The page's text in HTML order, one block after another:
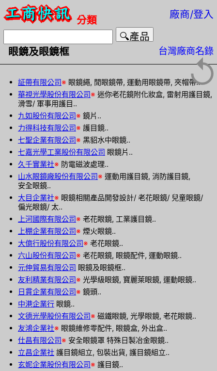
分類 廠商/登入
眼鏡及眼鏡框 台灣廠商名錄
証帶有限公司※ 眼鏡繩, 閒眼鏡帶, 運動用眼鏡帶, 夾帽帶..
華視光學股份有限公司※ 迷你老花鏡附化妝盒, 雷射用護目鏡,
滑雪/ 軍事用護目..
九如股份有限公司※ 鏡片..
力得科技有限公司※ 護目鏡..
七聖企業有限公司※ 黑貂水中眼鏡..
七嘉光學工業股份有限公司 眼鏡片..
久千實業社※ 防電磁波處理..
山水眼鏡廠股份有限公司※ 運動用護目鏡, 消防護目鏡,
安全眼鏡..
大目企業社※ 眼鏡相關產品開發設計/ 老花眼鏡/ 兒童眼鏡/
偏光眼鏡/ 太..
上河國際有限公司※ 老花眼鏡, 工業護目鏡..
上棚企業有限公司※ 煙火眼鏡..
大億行股份有限公司※ 老花眼鏡..
六山股份有限公司※ 老花眼鏡, 眼鏡配件, 運動眼鏡..
元伸貿易有限公司 眼鏡及眼鏡框..
友利精業有限公司※ 光學級眼鏡, 寶麗萊眼鏡, 運動眼鏡..
日貫企業有限公司※ 鏡頭..
中港企業行 眼鏡..
文德光學股份有限公司※ 磁鐵眼鏡, 光學眼鏡, 老花眼鏡..
友鴻企業社※ 眼鏡維修零配件, 眼鏡盒, 外出盒..
仕昌有限公司※ 安全眼鏡罩 特殊日製冶金眼鏡..
立昌企業社 護目鏡組立, 包裝出貨, 護目鏡組立..
玄妮企業股份有限公司※ 護目鏡..
↺